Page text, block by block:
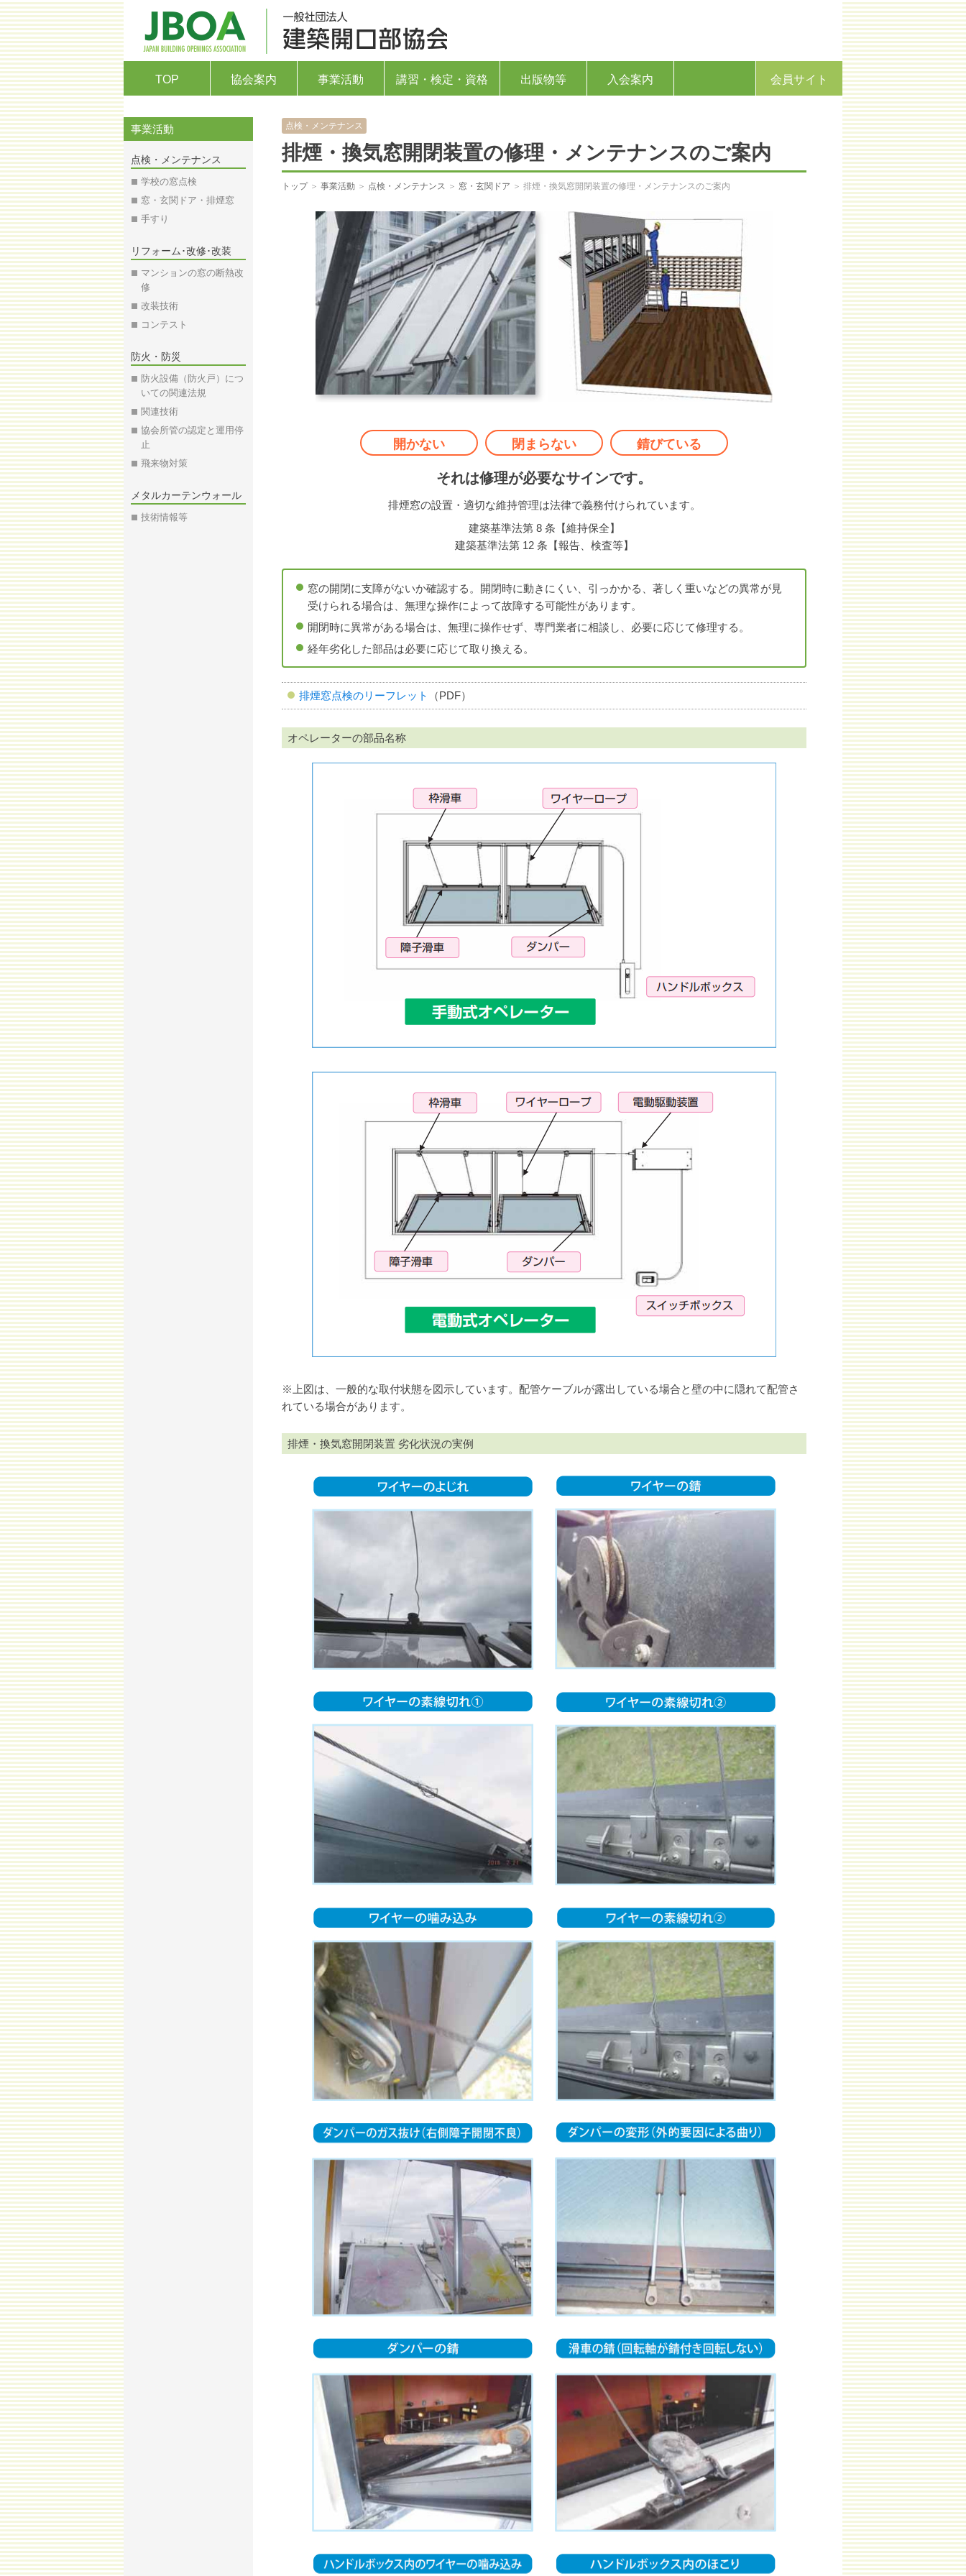
TOP 協会案内 事業活動 講習・検定・資格 出版物等 入会案内 会員サイト
事業活動
点検・メンテナンス
学校の窓点検
窓・玄関ドア・排煙窓
手すり
リフォーム･改修･改装
マンションの窓の断熱改
修
改装技術
コンテスト
防火・防災
防火設備（防火戸）につ
いての関連法規
関連技術
協会所管の認定と運用停
止
飛来物対策
メタルカーテンウォール
技術情報等
点検・メンテナンス
排煙・換気窓開閉装置の修理・メンテナンスのご案内
トップ＞ 事業活動 ＞ 点検・メンテナンス ＞ 窓・玄関ドア ＞ 排煙・換気窓開閉装置の修理・メンテナンスのご案内
開かない 閉まらない 錆びている
それは修理が必要なサインです。
排煙窓の設置・適切な維持管理は法律で義務付けられています。
建築基準法第 8 条【維持保全】
建築基準法第 12 条【報告、検査等】
窓の開閉に支障がないか確認する。開閉時に動きにくい、引っかかる、著しく重いなどの異常が見
受けられる場合は、無理な操作によって故障する可能性があります。
開閉時に異常がある場合は、無理に操作せず、専門業者に相談し、必要に応じて修理する。
経年劣化した部品は必要に応じて取り換える。
排煙窓点検のリーフレット （PDF）
オペレーターの部品名称
※上図は、一般的な取付状態を図示しています。配管ケーブルが露出している場合と壁の中に隠れて配管さ
れている場合があります。
排煙・換気窓開閉装置 劣化状況の実例